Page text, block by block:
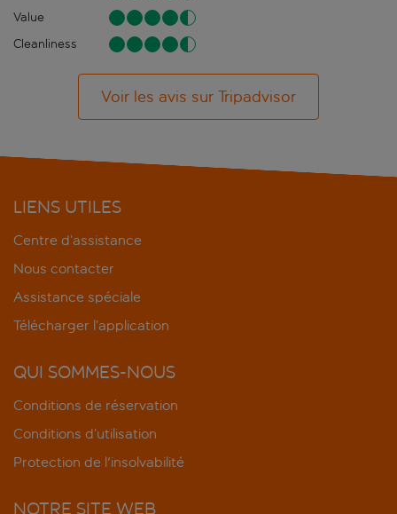
Value
Cleanliness
Voir les avis sur Tripadvisor
LIENS UTILES
Centre d’assistance
Nous contacter
Assistance spéciale
Télécharger l’application
QUI SOMMES-NOUS
Conditions de réservation
Conditions d’utilisation
Protection de l'insolvabilité
NOTRE SITE WEB